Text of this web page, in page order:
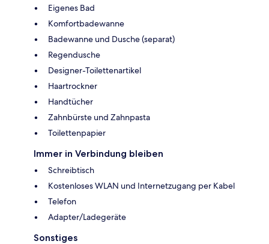
Eigenes Bad
Komfortbadewanne
Badewanne und Dusche (separat)
Regendusche
Designer-Toilettenartikel
Haartrockner
Handtücher
Zahnbürste und Zahnpasta
Toilettenpapier
Immer in Verbindung bleiben
Schreibtisch
Kostenloses WLAN und Internetzugang per Kabel
Telefon
Adapter/Ladegeräte
Sonstiges